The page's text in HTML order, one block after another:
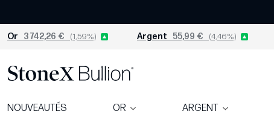
Or 3 742,26 € (1,59%) Argent 55,99 € (4,46%)
NOUVEAUTÉS OR ARGENT